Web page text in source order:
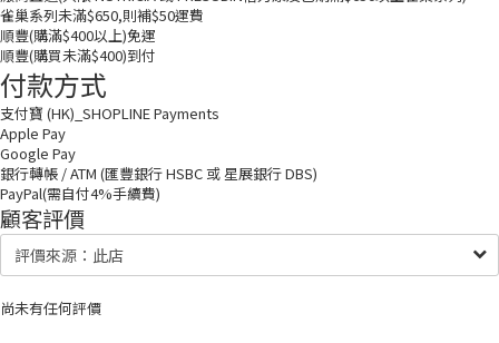
雀巢系列未滿$650,則補$50運費
順豐(購滿$400以上)免運
順豐(購買未滿$400)到付
付款方式
支付寶 (HK)_SHOPLINE Payments
Apple Pay
Google Pay
銀行轉帳 / ATM (匯豐銀行 HSBC 或 星展銀行 DBS)
PayPal(需自付4%手續費)
顧客評價
尚未有任何評價